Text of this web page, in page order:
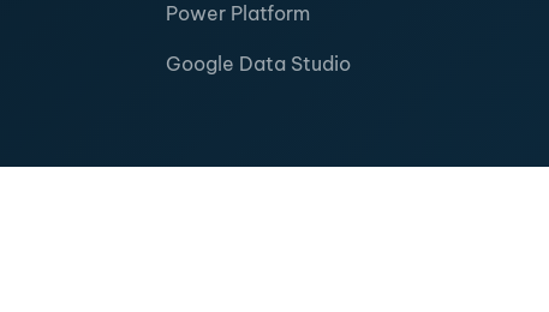
Power Platform
Google Data Studio